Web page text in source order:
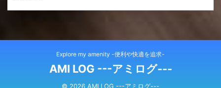
Explore my amenity -便利や快適を追求-
AMI LOG ---アミログ---
© 2026 AMI LOG ---アミログ---